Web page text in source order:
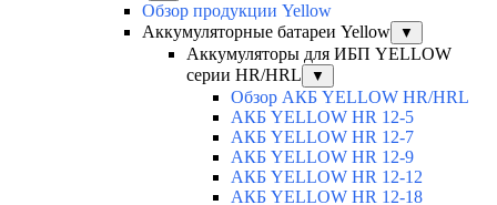
Обзор продукции Yellow
Аккумуляторные батареи Yellow
▼
Аккумуляторы для ИБП YELLOW
серии HR/HRL
▼
Обзор АКБ YELLOW HR/HRL
АКБ YELLOW HR 12-5
АКБ YELLOW HR 12-7
АКБ YELLOW HR 12-9
АКБ YELLOW HR 12-12
АКБ YELLOW HR 12-18